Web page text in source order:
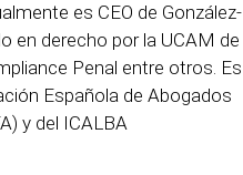
es CEO de González-
en derecho por la UCAM de
Penal entre otros. Es
Española de Abogados
y del ICALBA